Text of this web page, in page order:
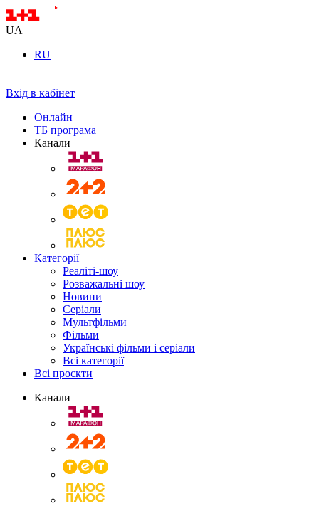
UA
RU
Вхід в кабінет
Онлайн
ТБ програма
Канали
Категорії
Реаліті-шоу
Розважальні шоу
Новини
Серіали
Мультфільми
Фільми
Українські фільми і серіали
Всі категорії
Всі проєкти
Канали